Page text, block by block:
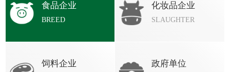
食品企业
BREED
化妆品企业
SLAUGHTER
饲料企业 政府单位